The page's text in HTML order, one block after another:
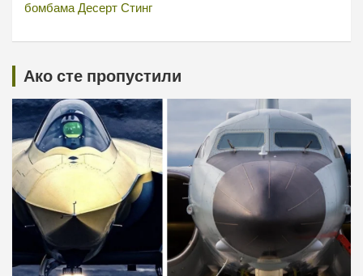
бомбама Десерт Стинг
Ако сте пропустили